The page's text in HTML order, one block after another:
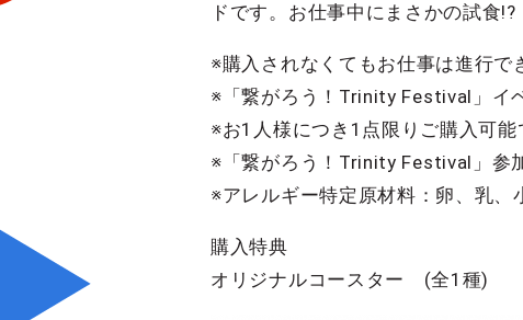
ドです。お仕事中にまさかの試食
※購入されなくてもお仕事は進行で
※「繋がろう！Trinity Festival」イ
※お1人様につき1点限りご購入可能
※「繋がろう！Trinity Festival」参
※アレルギー特定原材料：卵、乳、
購入特典
オリジナルコースター (全1種)